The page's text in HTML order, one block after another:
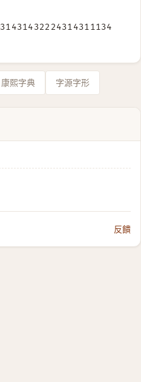
31431432224314311134
康熙字典 字源字形
反饋